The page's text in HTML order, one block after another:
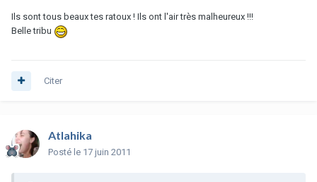
Ils sont tous beaux tes ratoux ! Ils ont l'air très malheureux !!!
Belle tribu
Citer
Atlahika
Posté le 17 juin 2011